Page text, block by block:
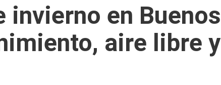
invierno en Buenos
aire libre y